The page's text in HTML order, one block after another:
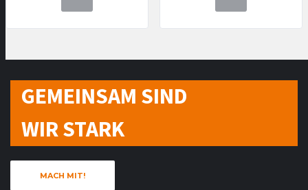
GEMEINSAM SIND
WIR STARK
MACH MIT!